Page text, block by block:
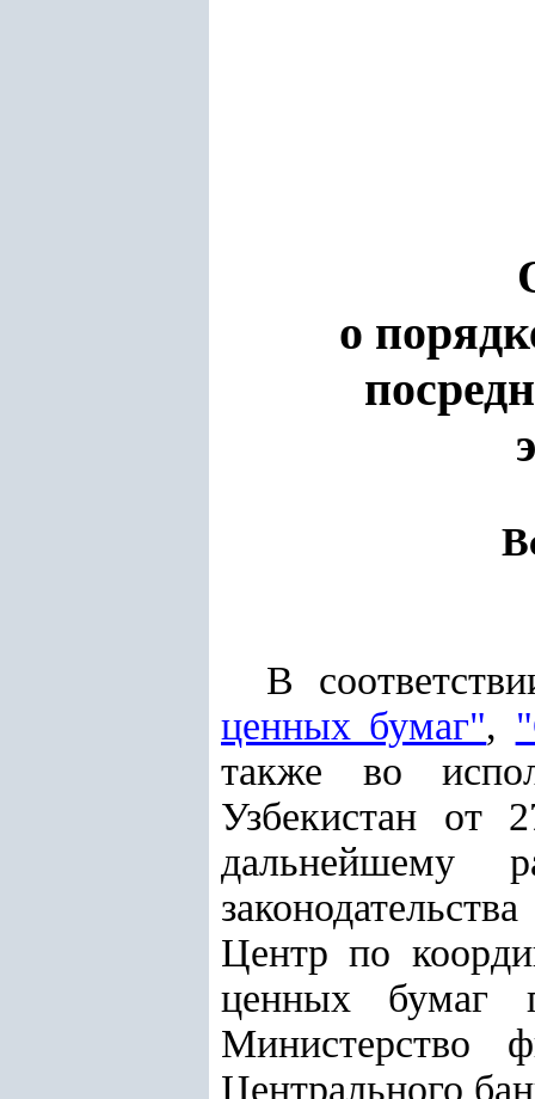
о
В
ценных бумаг",
также во
Узбекистан
дальнейшему
Центр по
ценных бумаг
Министерство
Центрального